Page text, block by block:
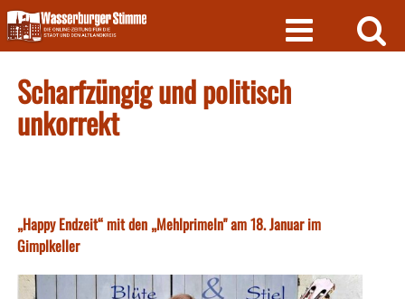
Skip
to
content
Scharfzüngig und politisch
unkorrekt
„Happy Endzeit“ mit den „Mehlprimeln" am 18. Januar im
Gimplkeller